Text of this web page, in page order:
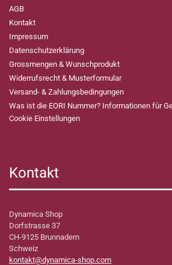
AGB
Kontakt
Impressum
Datenschutzerklärung
Grossmengen & Wunschprodukt
Widerrufsrecht & Musterformular
Versand- & Zahlungsbedingungen
Was ist die EORI Nummer? Informationen für
Cookie Einstellungen
Kontakt
Dynamica Shop
Dorfstrasse 37
CH-9125 Brunnadern
Schweiz
kontakt@dynamica-shop.com